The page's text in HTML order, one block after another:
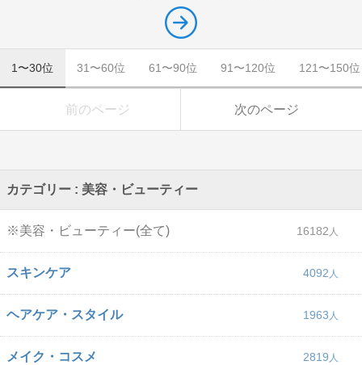
1〜30位 31〜60位 61〜90位 91〜120位 121〜150位
前のページ 次のページ
カテゴリー : 美容・ビューティー
※美容・ビューティー(全て) 16182
スキンケア 4092
ヘアケア・スタイル 1963
メイク・コスメ 2819